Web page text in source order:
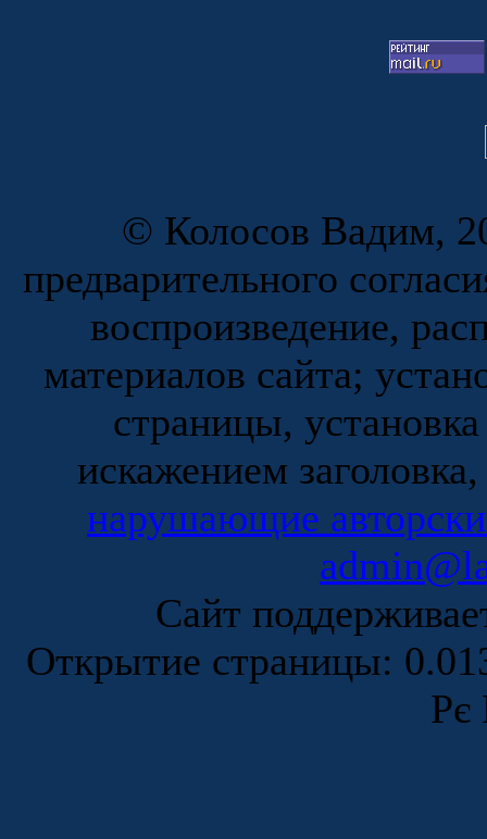
© Колосов Вадим,
предварительного
воспроизведение,
материалов сайта;
страницы,
искажением
нарушающие
Сайт
Открытие страницы:
Рє